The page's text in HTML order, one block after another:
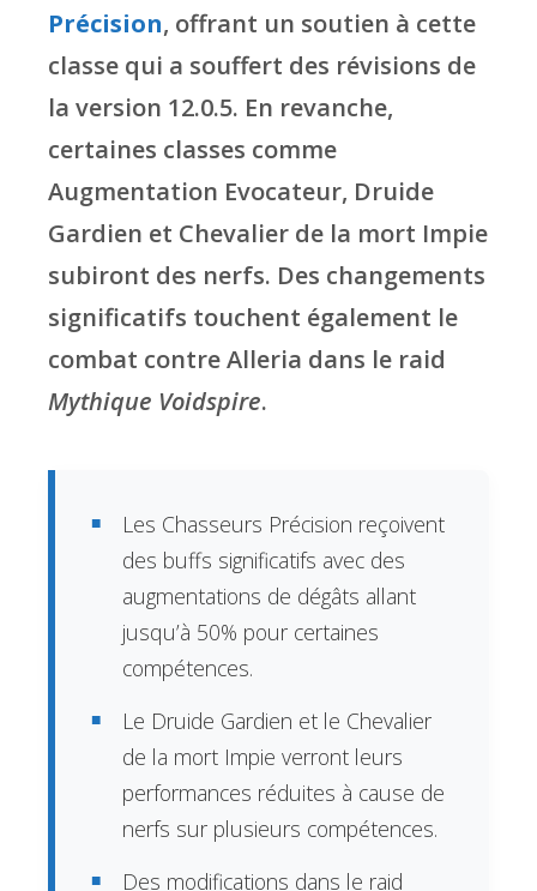
Précision, offrant un soutien à cette
classe qui a souffert des révisions de
la version 12.0.5. En revanche,
certaines classes comme
Augmentation Evocateur, Druide
Gardien et Chevalier de la mort Impie
subiront des nerfs. Des changements
significatifs touchent également le
combat contre Alleria dans le raid
Mythique Voidspire.
Les Chasseurs Précision reçoivent
des buffs significatifs avec des
augmentations de dégâts allant
jusqu’à 50% pour certaines
compétences.
Le Druide Gardien et le Chevalier
de la mort Impie verront leurs
performances réduites à cause de
nerfs sur plusieurs compétences.
Des modifications dans le raid